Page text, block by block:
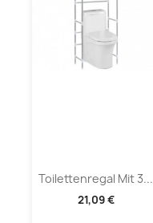
Toilettenregal Mit 3...
21,09 €